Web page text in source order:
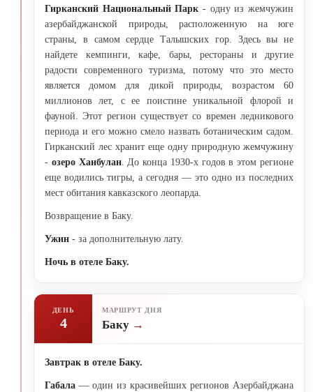
Гирканский Национальный Парк - одну из жемчужин
азербайджанской природы, расположенную на юге
страны, в самом сердце Талышских гор. Здесь вы не
найдете кемпинги, кафе, бары, рестораны и другие
радости современного туризма, потому что это место
является домом для дикой природы, возрастом 60
миллионов лет, с ее поистине уникальной флорой и
фауной. Этот регион существует со времен ледникового
периода и его можно смело назвать ботаническим садом.
Гирканский лес хранит еще одну природную жемчужину
- озеро Ханбулан. До конца 1930-х годов в этом регионе
еще водились тигры, а сегодня — это одно из последних
мест обитания кавказского леопарда.
Возвращение в Баку.
Ужин - за дополнительную лату.
Ночь в отеле Баку.
ДЕНЬ
4
МАРШРУТ ДНЯ
Баку
Завтрак в отеле Баку.
Габала — один из красивейших регионов Азербайджана